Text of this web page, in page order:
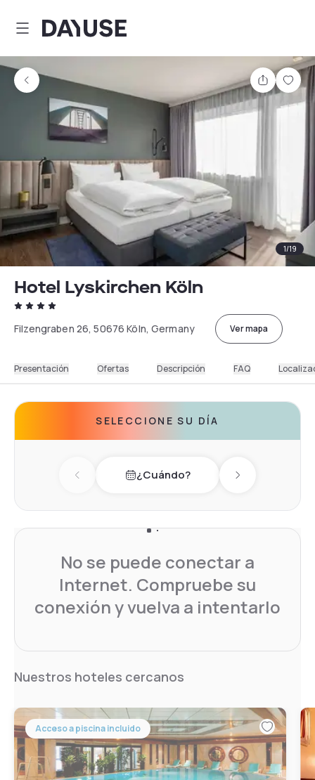
Dayuse
1/19
Hotel Lyskirchen Köln
Filzengraben 26, 50676 Köln, Germany Ver mapa
Presentación Ofertas Descripción FAQ
SELECCIONE SU DÍA
Previous day¿Cuándo? Next day
No se puede conectar a
Internet. Compruebe su
conexión y vuelva a intentarlo
Nuestros hoteles cercanos
Acceso a piscina incluido